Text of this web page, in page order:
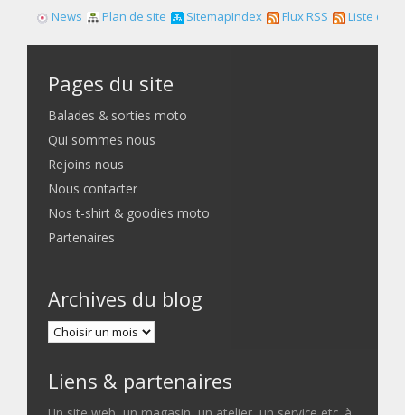
News Plan de site SitemapIndex Flux RSS Liste des
Pages du site
Balades & sorties moto
Qui sommes nous
Rejoins nous
Nous contacter
Nos t-shirt & goodies moto
Partenaires
Archives du blog
Liens & partenaires